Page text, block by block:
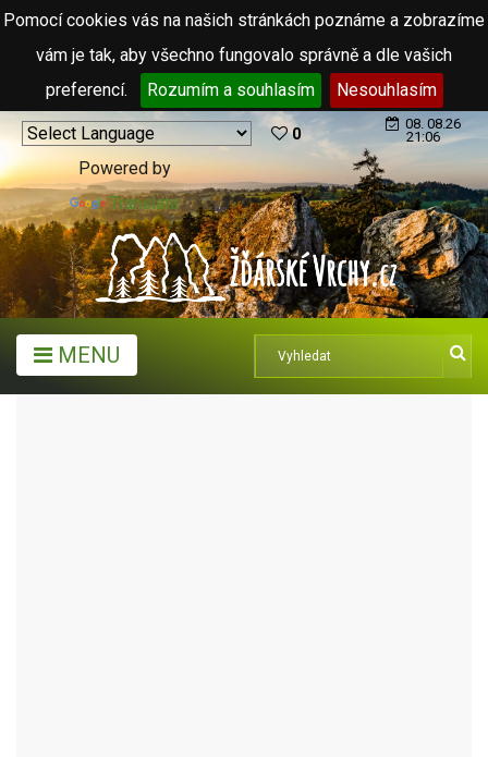
Pomocí cookies vás na našich stránkách poznáme a zobrazíme
vám je tak, aby všechno fungovalo správně a dle vašich
preferencí.
Rozumím a souhlasím Nesouhlasím
Powered by
Translate
0
08. 08.26
21:06
MENU